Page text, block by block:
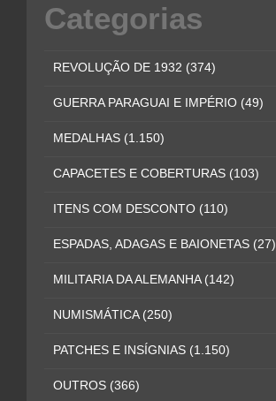
Categorias
REVOLUÇÃO DE 1932 (374)
GUERRA PARAGUAI E IMPÉRIO (49)
MEDALHAS (1.150)
CAPACETES E COBERTURAS (103)
ITENS COM DESCONTO (110)
ESPADAS, ADAGAS E BAIONETAS (27)
MILITARIA DA ALEMANHA (142)
NUMISMÁTICA (250)
PATCHES E INSÍGNIAS (1.150)
OUTROS (366)